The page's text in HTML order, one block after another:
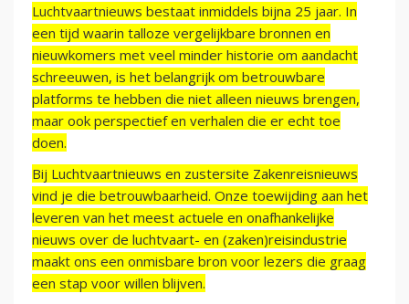
Luchtvaartnieuws bestaat inmiddels bijna 25 jaar. In
een tijd waarin talloze vergelijkbare bronnen en
nieuwkomers met veel minder historie om aandacht
schreeuwen, is het belangrijk om betrouwbare
platforms te hebben die niet alleen nieuws brengen,
maar ook perspectief en verhalen die er echt toe
doen.
Bij Luchtvaartnieuws en zustersite Zakenreisnieuws
vind je die betrouwbaarheid. Onze toewijding aan het
leveren van het meest actuele en onafhankelijke
nieuws over de luchtvaart- en (zaken)reisindustrie
maakt ons een onmisbare bron voor lezers die graag
een stap voor willen blijven.